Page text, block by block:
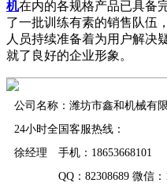
机在内的各规格产品已具备
了一批训练有素的销售队伍
人员持续准备着为用户解决
就了良好的企业形象。
公司名称：潍坊市鑫和机械有
24小时全国客服热线：
徐经理 手机：18653668101
QQ：82308689 微信：